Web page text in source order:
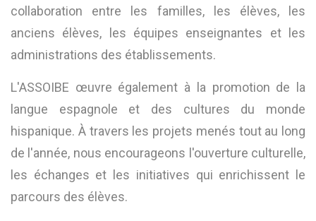
collaboration entre les familles, les élèves, les
anciens élèves, les équipes enseignantes et les
administrations des établissements.
L'ASSOIBE œuvre également à la promotion de la
langue espagnole et des cultures du monde
hispanique. À travers les projets menés tout au long
de l'année, nous encourageons l'ouverture culturelle,
les échanges et les initiatives qui enrichissent le
parcours des élèves.